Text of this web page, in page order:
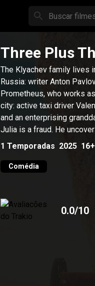
Three Plus
The Klyachev family lives
Russia: writer Anton
Prometheus, who works
city: active taxi driver
and an enterprising
Julia is a fraud. He
police. The meeting of
themselves, but also for
happiness.
1 Temporadas 2025 16+
Comédia
0.0/10